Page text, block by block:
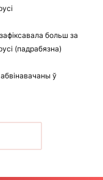
больш за
(падрабязна)
ў